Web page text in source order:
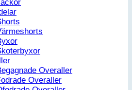
Overaller
Overaller